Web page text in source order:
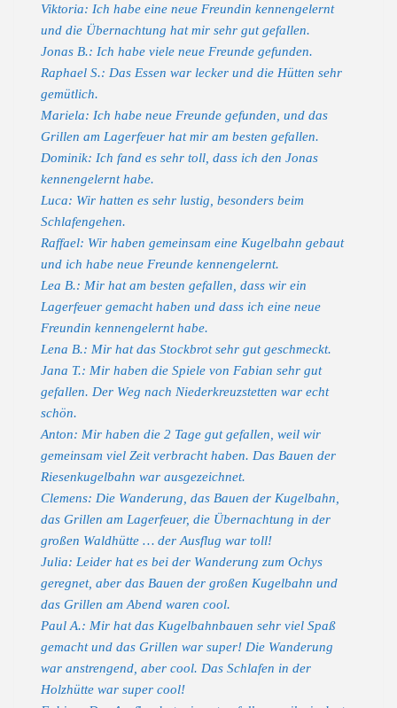
Viktoria: Ich habe eine neue Freundin kennengelernt
und die Übernachtung hat mir sehr gut gefallen.
Jonas B.: Ich habe viele neue Freunde gefunden.
Raphael S.: Das Essen war lecker und die Hütten sehr
gemütlich.
Mariela: Ich habe neue Freunde gefunden, und das
Grillen am Lagerfeuer hat mir am besten gefallen.
Dominik: Ich fand es sehr toll, dass ich den Jonas
kennengelernt habe.
Luca: Wir hatten es sehr lustig, besonders beim
Schlafengehen.
Raffael: Wir haben gemeinsam eine Kugelbahn gebaut
und ich habe neue Freunde kennengelernt.
Lea B.: Mir hat am besten gefallen, dass wir ein
Lagerfeuer gemacht haben und dass ich eine neue
Freundin kennengelernt habe.
Lena B.: Mir hat das Stockbrot sehr gut geschmeckt.
Jana T.: Mir haben die Spiele von Fabian sehr gut
gefallen. Der Weg nach Niederkreuzstetten war echt
schön.
Anton: Mir haben die 2 Tage gut gefallen, weil wir
gemeinsam viel Zeit verbracht haben. Das Bauen der
Riesenkugelbahn war ausgezeichnet.
Clemens: Die Wanderung, das Bauen der Kugelbahn,
das Grillen am Lagerfeuer, die Übernachtung in der
großen Waldhütte … der Ausflug war toll!
Julia: Leider hat es bei der Wanderung zum Ochys
geregnet, aber das Bauen der großen Kugelbahn und
das Grillen am Abend waren cool.
Paul A.: Mir hat das Kugelbahnbauen sehr viel Spaß
gemacht und das Grillen war super! Die Wanderung
war anstrengend, aber cool. Das Schlafen in der
Holzhütte war super cool!